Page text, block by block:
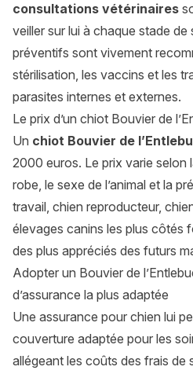
consultations vétérinaires
veiller sur lui à chaque stade de
préventifs sont vivement
stérilisation, les vaccins et les
parasites internes et externes.
Le prix d’un chiot Bouvier de
Un chiot Bouvier de
2000 euros. Le prix varie selon
robe, le sexe de l’animal et la
travail, chien reproducteur,
élevages canins les plus côtés
des plus appréciés des futurs
Adopter un Bouvier de
d’assurance la plus adaptée
Une assurance pour chien lui
couverture adaptée pour les
allégeant les coûts des frais de